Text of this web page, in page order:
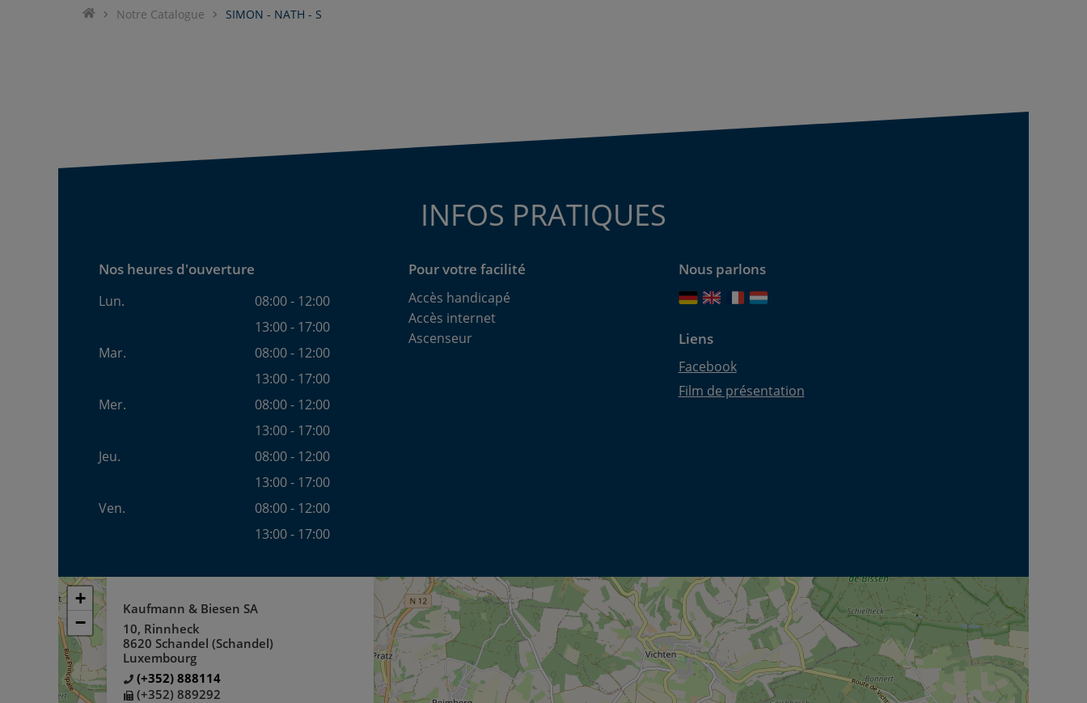
Notre Catalogue SIMON - NATH - S
INFOS PRATIQUES
Nos heures d'ouverture
Lun.
08:00 - 12:00
13:00 - 17:00
Mar.
08:00 - 12:00
13:00 - 17:00
Mer.
08:00 - 12:00
13:00 - 17:00
Jeu.
08:00 - 12:00
13:00 - 17:00
Ven.
08:00 - 12:00
13:00 - 17:00
Pour votre facilité
Accès handicapé
Accès internet
Ascenseur
Nous parlons
Liens
Facebook
Film de présentation
+
−
+
−
Kaufmann & Biesen SA
10, Rinnheck
8620 Schandel (Schandel)
Luxembourg
(+352) 888114
(+352) 889292